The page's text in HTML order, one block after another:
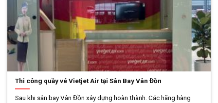
Thi công quầy vé Vietjet Air tại Sân Bay Vân Đồn
Sau khi sân bay Vân Đồn xây dựng hoàn thành. Các hãng hàng